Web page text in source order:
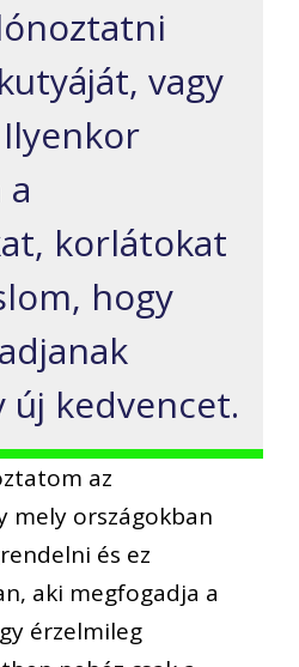
vagy
korlátokat
hogy
új kedvencet.
az
mely országokban
és ez
aki megfogadja a
érzelmileg